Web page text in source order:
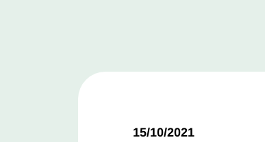
15/10/2021